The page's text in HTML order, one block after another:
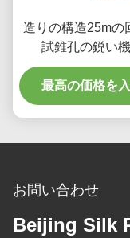
造りの構造25mの
試錐孔の鋭い
最高の価格を
お問い合わせ
Beijing Silk